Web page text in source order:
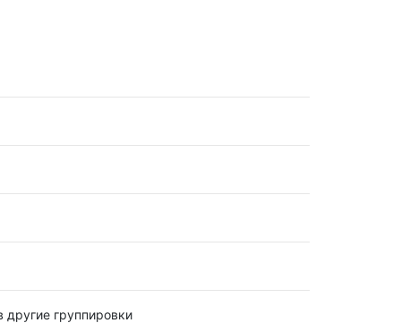
другие группировки